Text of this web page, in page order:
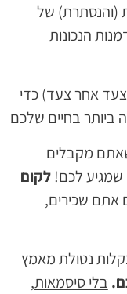
של
כדי
לקום
מאמץ
,